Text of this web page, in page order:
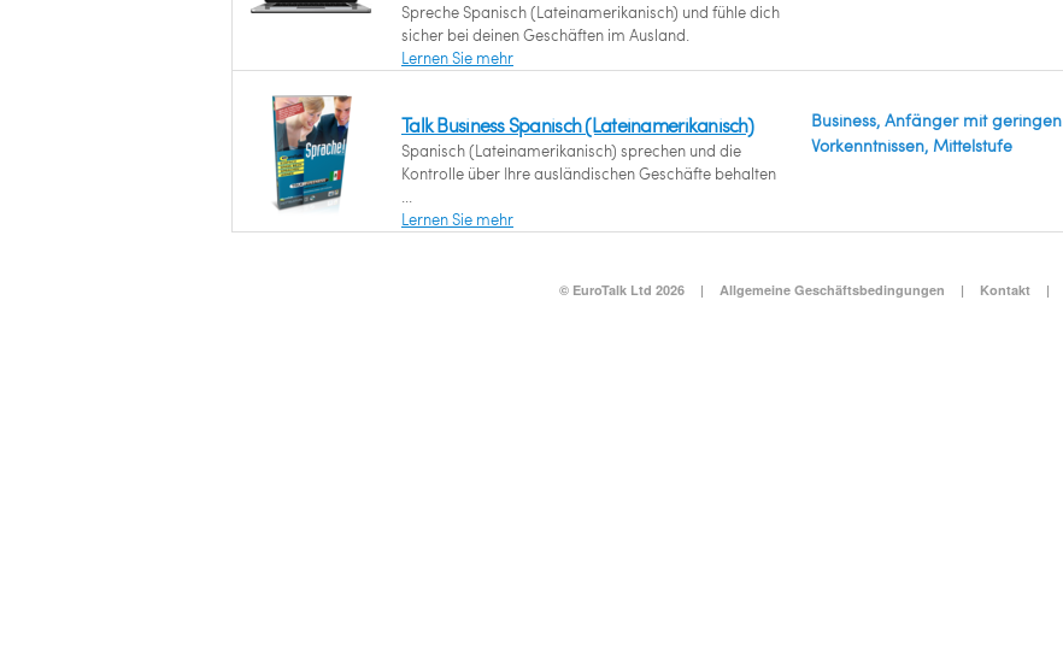
Spreche Spanisch (Lateinamerikanisch) und fühle dich
sicher bei deinen Geschäften im Ausland.
Lernen Sie mehr
Talk Business Spanisch (Lateinamerikanisch)
Spanisch (Lateinamerikanisch) sprechen und die
Kontrolle über Ihre ausländischen Geschäfte behalten
...
Lernen Sie mehr
Business, Anfänger mit geringen
Vorkenntnissen, Mittelstufe
© EuroTalk Ltd 2026 | Allgemeine Geschäftsbedingungen | Kontakt |